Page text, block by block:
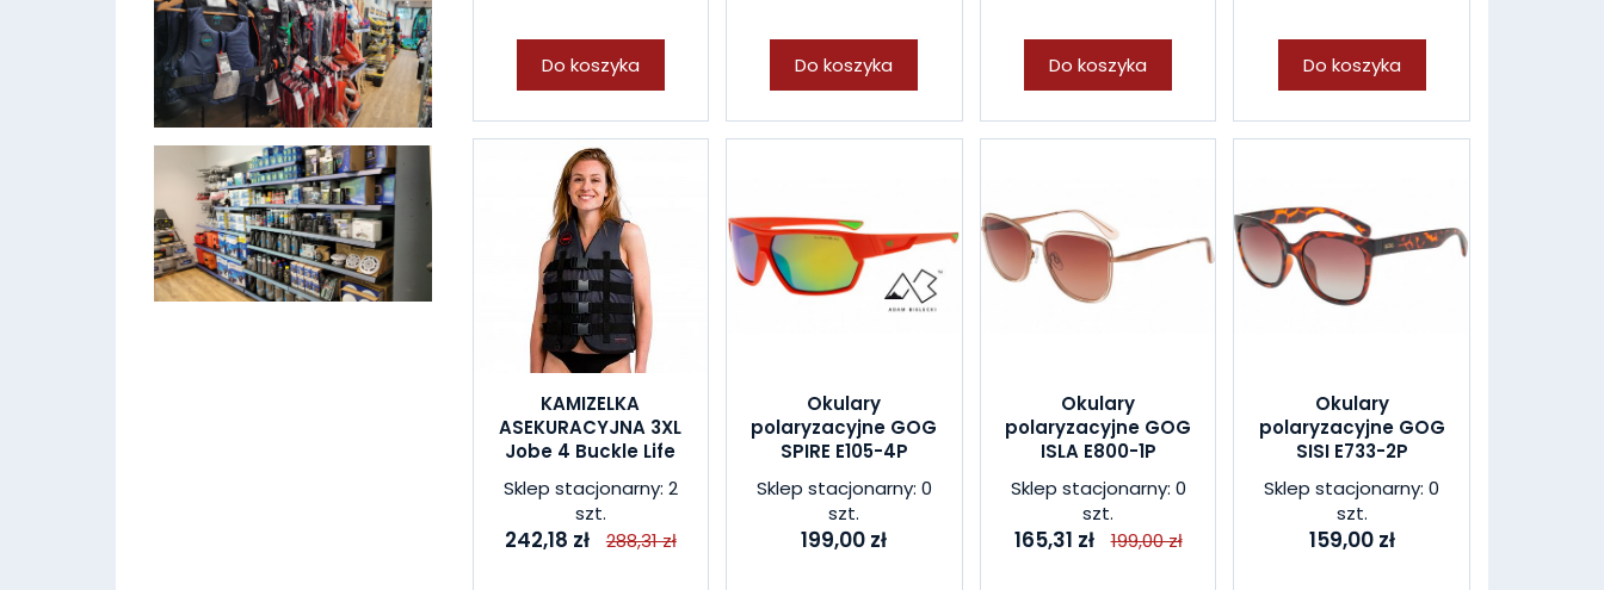
Do koszyka Do koszyka Do koszyka Do koszyka
KAMIZELKA
ASEKURACYJNA 3XL
Jobe 4 Buckle Life
Sklep stacjonarny: 2
szt.
242,18 zł 288,31 zł
Okulary
polaryzacyjne GOG
SPIRE E105-4P
Sklep stacjonarny: 0
szt.
199,00 zł
Okulary
polaryzacyjne GOG
ISLA E800-1P
Sklep stacjonarny: 0
szt.
165,31 zł 199,00 zł
Okulary
polaryzacyjne GOG
SISI E733-2P
Sklep stacjonarny: 0
szt.
159,00 zł